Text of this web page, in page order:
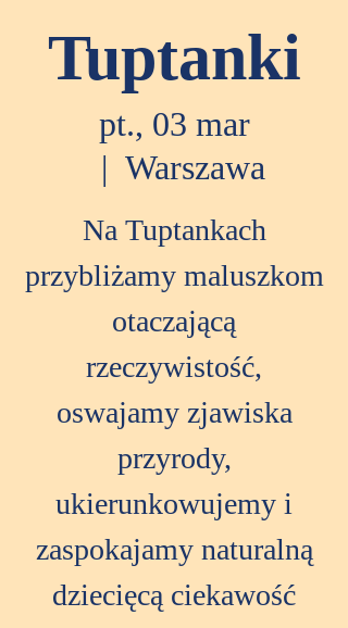
Tuptanki
pt., 03 mar
  |
Warszawa
Na Tuptankach
przybliżamy maluszkom
otaczającą
rzeczywistość,
oswajamy zjawiska
przyrody,
ukierunkowujemy i
zaspokajamy naturalną
dziecięcą ciekawość